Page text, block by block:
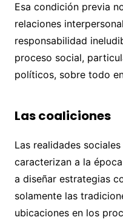
Esa condición previa
relaciones
responsabilidad
proceso social,
políticos, sobre todo
Las coaliciones
Las realidades
caracterizan a la
a diseñar estrategias
solamente las
ubicaciones en los